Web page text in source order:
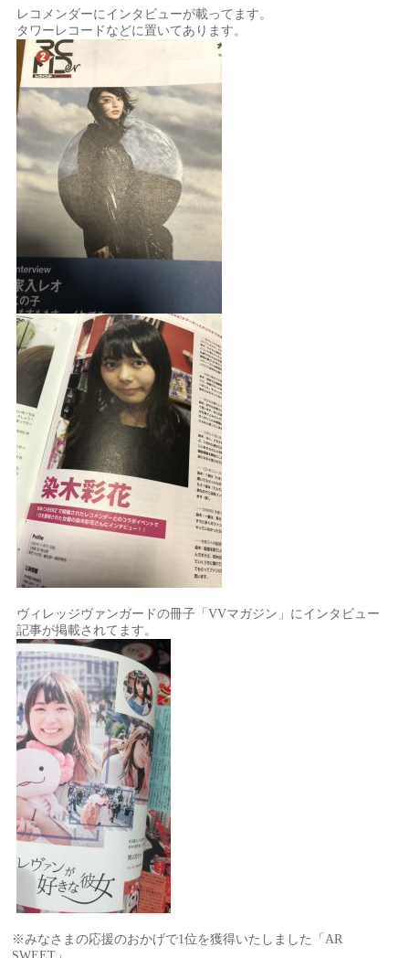
レコメンダーにインタビューが載ってます。
タワーレコードなどに置いてあります。
ヴィレッジヴァンガードの冊子「VVマガジン」にインタビュー
記事が掲載されてます。
※みなさまの応援のおかげで1位を獲得いたしました「AR